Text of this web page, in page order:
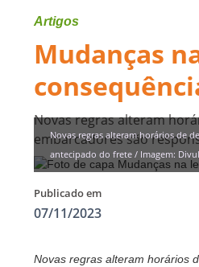
Artigos
Mudanças
Novas regras alteram
embarcadores são
Novas regras alteram horários de
antecipado do frete / Imagem:
Publicado em
07/11/2023
Novas regras alteram horários